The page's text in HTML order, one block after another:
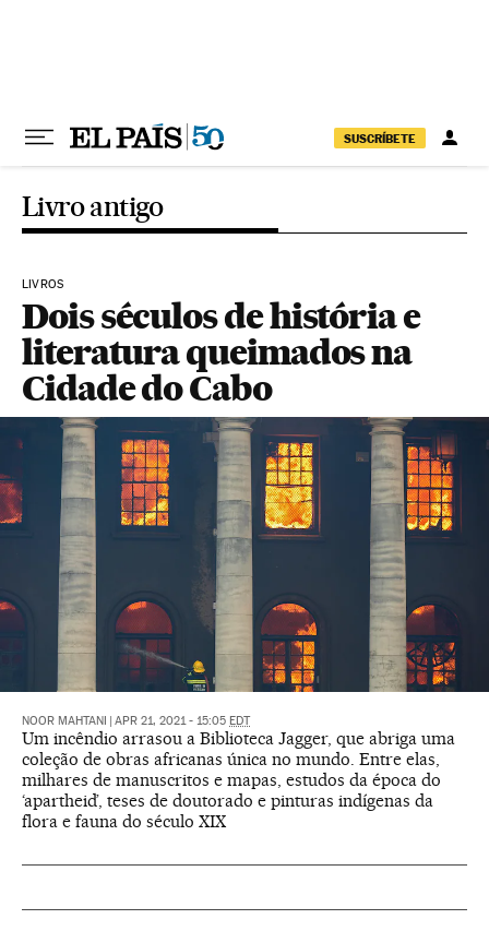
SUSCRÍBETE
Livro antigo
LIVROS
Dois séculos de história e
literatura queimados na
Cidade do Cabo
NOOR MAHTANI APR 21, 2021 - 15:05 EDT
Um incêndio arrasou a Biblioteca Jagger, que abriga uma
coleção de obras africanas única no mundo. Entre elas,
milhares de manuscritos e mapas, estudos da época do
‘apartheid’, teses de doutorado e pinturas indígenas da
flora e fauna do século XIX